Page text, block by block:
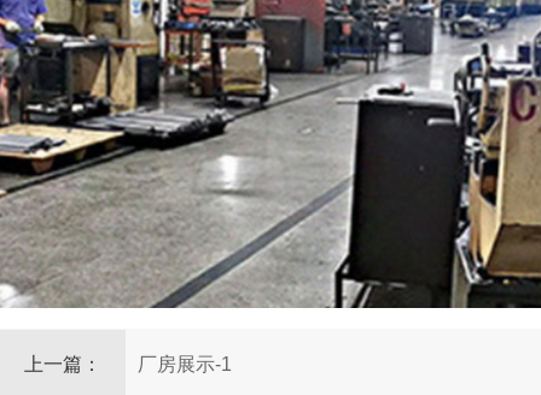
上一篇： 厂房展示-1